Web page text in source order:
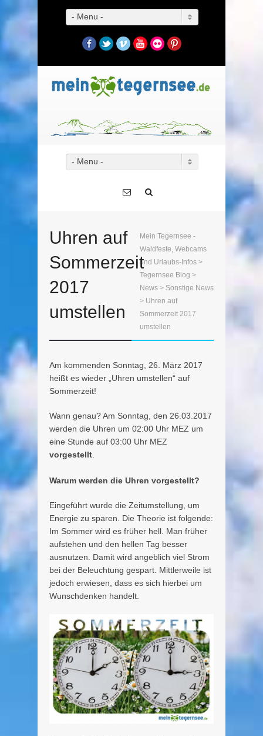
- Menu -
Facebook
TwitterVimeoYouTube
FlickrPinterest
- Menu -
Uhren auf
Sommerzeit
2017
umstellen
Mein Tegernsee -
Waldfeste, Webcams
und Urlaubs-Infos >
Tegernsee Blog >
News > Sonstige News
> Uhren auf
Sommerzeit 2017
umstellen
Am kommenden Sonntag, 26. März 2017
heißt es wieder „Uhren umstellen“ auf
Sommerzeit!
Wann genau? Am Sonntag, den 26.03.2017
werden die Uhren um 02:00 Uhr MEZ um
eine Stunde auf 03:00 Uhr MEZ
vorgestellt
Warum werden die Uhren vorgestellt?
Eingeführt wurde die Zeitumstellung, um
Energie zu sparen. Die Theorie ist folgende:
Im Sommer wird es früher hell. Man früher
aufstehen und den hellen Tag besser
ausnutzen. Damit wird angeblich viel Strom
bei der Beleuchtung gespart. Mittlerweile ist
jedoch erwiesen, dass es sich hierbei um
Wunschdenken handelt.